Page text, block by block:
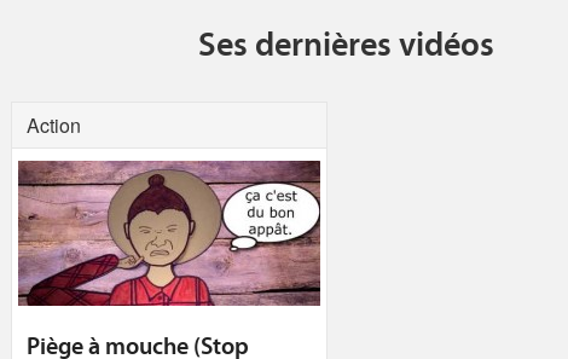
Ses dernières vidéos
Action
Piège à mouche (Stop